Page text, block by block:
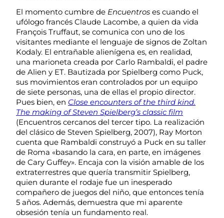
El momento cumbre de Encuentros es cuando el
ufólogo francés Claude Lacombe, a quien da vida
François Truffaut, se comunica con uno de los
visitantes mediante el lenguaje de signos de Zoltan
Kodaly. El entrañable alienígena es, en realidad,
una marioneta creada por Carlo Rambaldi, el padre
de Alien y ET. Bautizada por Spielberg como Puck,
sus movimientos eran controlados por un equipo
de siete personas, una de ellas el propio director.
Pues bien, en Close encounters of the third kind.
The making of Steven Spielberg’s classic film
(Encuentros cercanos del tercer tipo. La realización
del clásico de Steven Spielberg, 2007), Ray Morton
cuenta que Rambaldi construyó a Puck en su taller
de Roma «basando la cara, en parte, en imágenes
de Cary Guffey». Encaja con la visión amable de los
extraterrestres que quería transmitir Spielberg,
quien durante el rodaje fue un inesperado
compañero de juegos del niño, que entonces tenía
5 años. Además, demuestra que mi aparente
obsesión tenía un fundamento real.